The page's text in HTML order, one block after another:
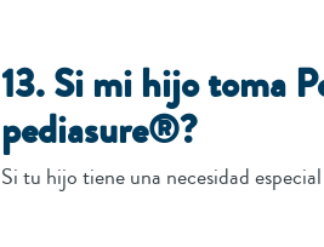
13. Si mi hijo toma
pediasure®?
Si tu hijo tiene una necesidad